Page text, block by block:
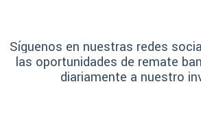
Síguenos en nuestras redes
las oportunidades de remate
diariamente a nuestro